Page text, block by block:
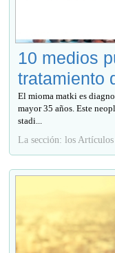
10 medios
tratamiento
El mioma matki es
mayor 35 años. Este
stadi...
La sección: los Artículos